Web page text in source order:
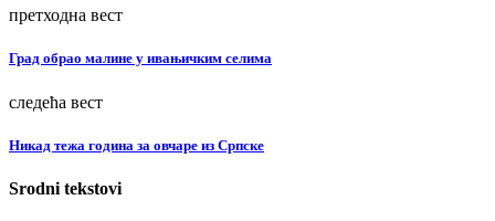
претходна вест
Град обрао малине у ивањичким селима
следећа вест
Никад тежа година за овчаре из Српске
Srodni tekstovi